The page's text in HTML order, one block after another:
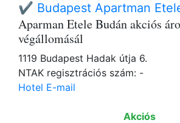
✔️ Budapest Apartman
Aparman Etele Budán akciós
végállomásál
1119 Budapest Hadak útja 6.
NTAK regisztrációs szám: -
Hotel E-mail
Akciós